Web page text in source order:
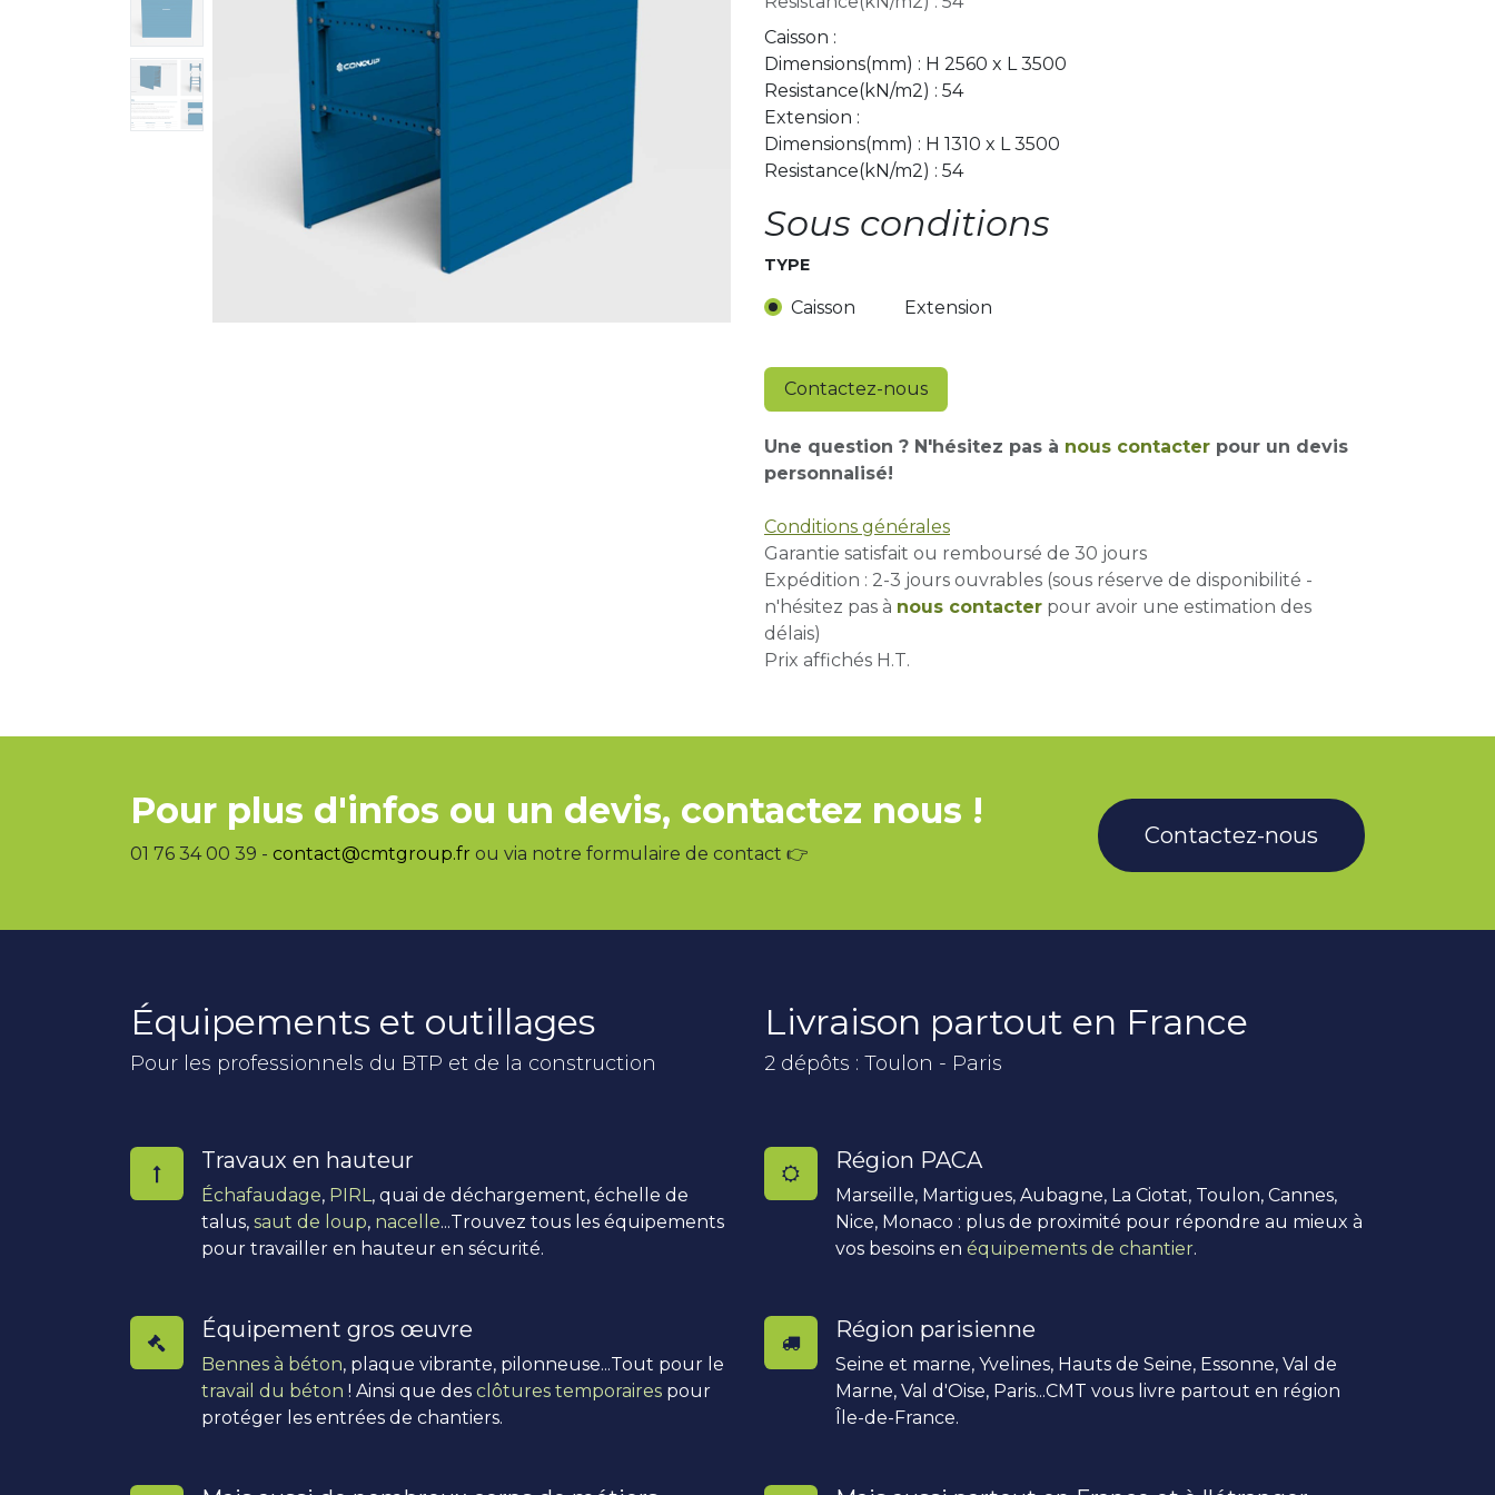
Caisson :
Dimensions(mm) : H 2560 x L 3500
Resistance(kN/m2) : 54
Extension :
Dimensions(mm) : H 1310 x L 3500
Resistance(kN/m2) : 54
Sous conditions
TYPE
Caisson Extension
Contactez-nous
Une question ? N'hésitez pas à nous contacter pour un devis
personnalisé!
Conditions générales
Garantie satisfait ou remboursé de 30 jours
Expédition : 2-3 jours ouvrables (sous réserve de disponibilité -
n'hésitez pas à nous contacter pour avoir une estimation des
délais)
Prix affichés H.T.
Pour plus d'infos ou un devis, contactez nous !
01 76 34 00 39 - contact@cmtgroup.fr ou via notre formulaire de contact 👉
Contactez-nous
Équipements et outillages
Pour les professionnels du BTP et de la construction
Travaux en hauteur
Échafaudage, PIRL , quai de déchargement, échelle de
talus, saut de loup, nacelle...Trouvez tous les équipements
pour travailler en hauteur en sécurité.
Équipement gros œuvre
Bennes à béton, plaque vibrante, pilonneuse...Tout pour le
travail du béton ! Ainsi que des clôtures temporaires pour
protéger les entrées de chantiers.
Livraison partout en France
2 dépôts : Toulon - Paris
Région PACA
Marseille, Martigues, Aubagne, La Ciotat, Toulon, Cannes,
Nice, Monaco : plus de proximité pour répondre au mieux à
vos besoins en équipements de chantier.
Région parisienne
Seine et marne, Yvelines, Hauts de Seine, Essonne, Val de
Marne, Val d'Oise, Paris...CMT vous livre partout en région
Île-de-France.